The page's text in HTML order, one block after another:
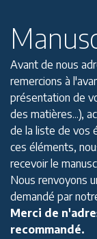
Avant de nous
remercions à
présentation de
des matières...),
de la liste de vos
ces éléments,
recevoir le
Nous renvoyons
demandé par
Merci de
recommandé.